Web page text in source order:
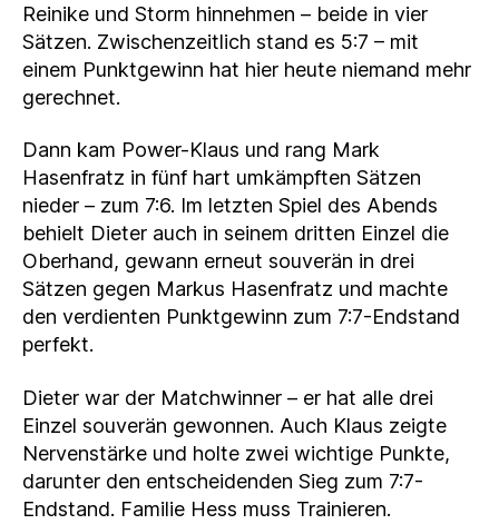
Reinike und Storm hinnehmen – beide in vier
Sätzen. Zwischenzeitlich stand es 5:7 – mit
einem Punktgewinn hat hier heute niemand mehr
gerechnet.
Dann kam Power-Klaus und rang Mark
Hasenfratz in fünf hart umkämpften Sätzen
nieder – zum 7:6. Im letzten Spiel des Abends
behielt Dieter auch in seinem dritten Einzel die
Oberhand, gewann erneut souverän in drei
Sätzen gegen Markus Hasenfratz und machte
den verdienten Punktgewinn zum 7:7-Endstand
perfekt.
Dieter war der Matchwinner – er hat alle drei
Einzel souverän gewonnen. Auch Klaus zeigte
Nervenstärke und holte zwei wichtige Punkte,
darunter den entscheidenden Sieg zum 7:7-
Endstand. Familie Hess muss Trainieren.